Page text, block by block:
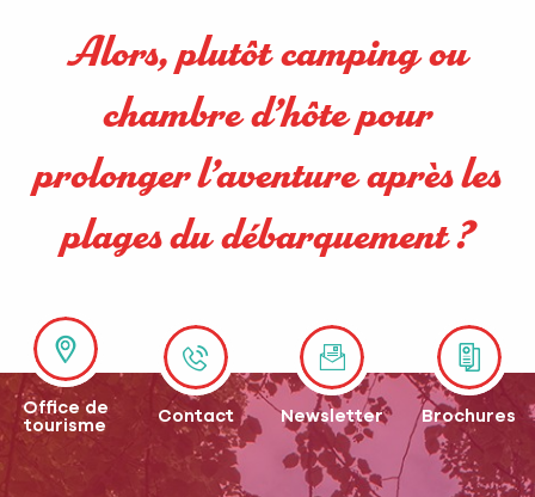
Alors, plutôt camping ou
chambre d’hôte pour
prolonger l’aventure après les
plages du débarquement ?
Office de
tourisme
Contact Newsletter Brochures